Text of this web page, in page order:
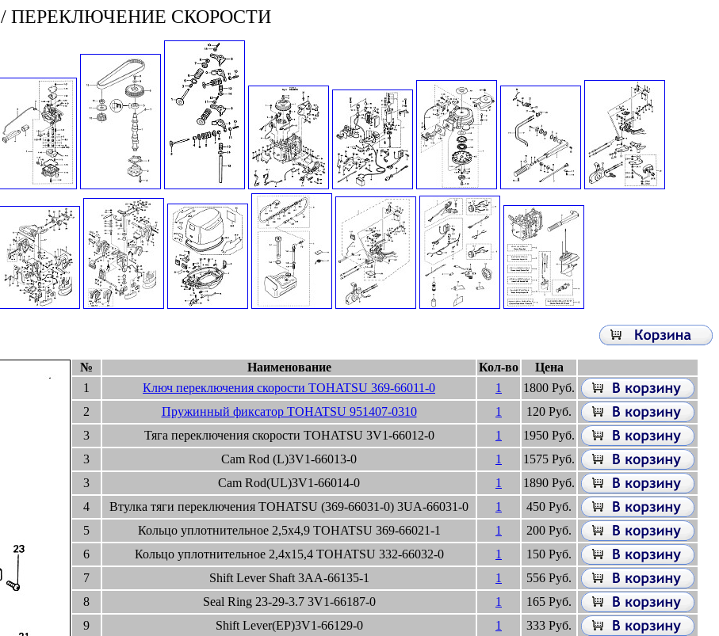
/ ПЕРЕКЛЮЧЕНИЕ СКОРОСТИ
№ Наименование Кол-во
Цена
1
Ключ переключения скорости TOHATSU 369-66011-0 1
1800 Руб.
2
Пружинный фиксатор TOHATSU 951407-0310 1
120 Руб.
3
Тяга переключения скорости TOHATSU 3V1-66012-0 1
1950 Руб.
3
Cam Rod (L)3V1-66013-0 1
1575 Руб.
3
Cam Rod(UL)3V1-66014-0 1
1890 Руб.
4
Втулка тяги переключения TOHATSU (369-66031-0) 3UA-66031-0 1
450 Руб.
5
Кольцо уплотнительное 2,5x4,9 TOHATSU 369-66021-1 1
200 Руб.
6
Кольцо уплотнительное 2,4x15,4 TOHATSU 332-66032-0 1
150 Руб.
7
Shift Lever Shaft 3AA-66135-1 1
556 Руб.
8
Seal Ring 23-29-3.7 3V1-66187-0 1
165 Руб.
9
Shift Lever(EP)3V1-66129-0 1
333 Руб.